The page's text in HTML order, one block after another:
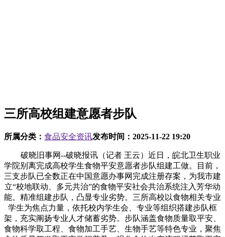
三所高校组建意愿者步队
所属分类： 食品安全资讯发布时间： 2025-11-22 19:20
破晓旧事网--破晓报讯（记者 王云）近日，皖北卫生职业
学院别离完成高校学生食物平安意愿者步队组建工做。目前，
三支步队已全数正在中国意愿办事网完成注册存案，为我市建
立“校地联动、多元共治”的食物平安社会共治系统注入芳华动
能。精准组建步队，凸显专业劣势。三所高校以食物相关专业
学生为焦点力量，依托校内学生会、专业等组织搭建步队框
架，充实阐扬专业人才储蓄劣势。步队涵盖食物质量取平安、
食物科学取工程、食物加工手艺、生物手艺等特色专业，聚焦